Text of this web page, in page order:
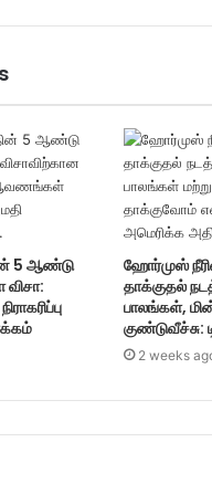
5 ஆண்டு
விசா:
ஹோர்முஸ்
தாக்குதல்
பாலங்கள்,
குண்டுவீச்சு:
2 weeks